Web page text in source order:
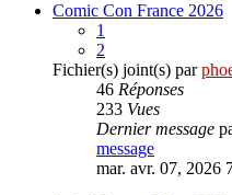
Comic Con France 2026
1
2
Fichier(s) joint(s) par
46 Réponses
233 Vues
Dernier message
message
mar. avr. 07, 2026